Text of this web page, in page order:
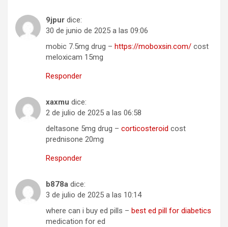
9jpur dice:
30 de junio de 2025 a las 09:06
mobic 7.5mg drug – https://moboxsin.com/ cost
meloxicam 15mg
Responder
xaxmu dice:
2 de julio de 2025 a las 06:58
deltasone 5mg drug – corticosteroid cost
prednisone 20mg
Responder
b878a dice:
3 de julio de 2025 a las 10:14
where can i buy ed pills – best ed pill for diabetics
medication for ed